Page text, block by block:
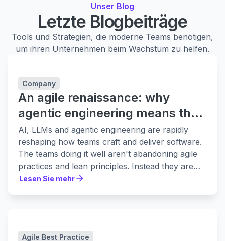
Unser Blog
Letzte Blogbeiträge
Tools und Strategien, die moderne Teams benötigen,
um ihren Unternehmen beim Wachstum zu helfen.
Company
An agile renaissance: why
agentic engineering means the
fundamentals matter more
AI, LLMs and agentic engineering are rapidly
reshaping how teams craft and deliver software.
The teams doing it well aren't abandoning agile
practices and lean principles. Instead they are
leaning in to them harder.
Lesen Sie mehr
Agile Best Practice